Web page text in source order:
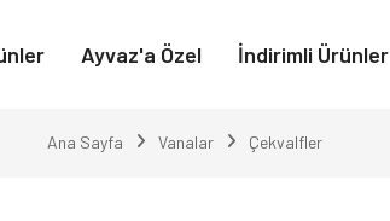
Ayvaz'a Özel İndirimli Ürünler
Ana Sayfa Vanalar Çekvalfler